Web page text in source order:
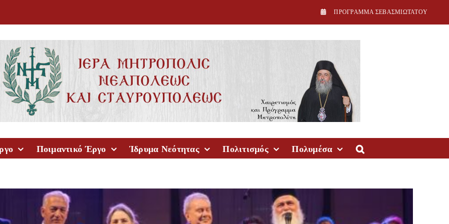
ΠPOΓPAMMA ΣEBAΣMIΩTATOY
Ποιμαντικό Έργο Ίδρυμα Νεότητας Πολιτισμός Πολυμέσα